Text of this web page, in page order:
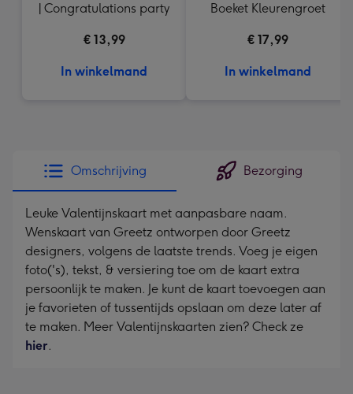
| Congratulations party
€ 13,99
In winkelmand
Boeket Kleurengroet
€ 17,99
In winkelmand
Omschrijving Bezorging
Leuke Valentijnskaart met aanpasbare naam.
Wenskaart van Greetz ontworpen door Greetz
designers, volgens de laatste trends. Voeg je eigen
foto('s), tekst, & versiering toe om de kaart extra
persoonlijk te maken. Je kunt de kaart toevoegen aan
je favorieten of tussentijds opslaan om deze later af
te maken. Meer Valentijnskaarten zien? Check ze
hier.